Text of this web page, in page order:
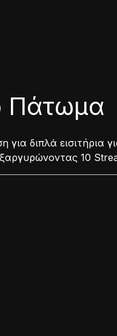
Πάτωμα
για διπλά
10